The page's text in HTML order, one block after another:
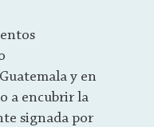
y en
a encubrir la
signada por